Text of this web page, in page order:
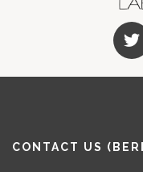
CONTACT US